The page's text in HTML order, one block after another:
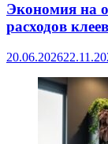
Экономия на
расходов
20.06.2026